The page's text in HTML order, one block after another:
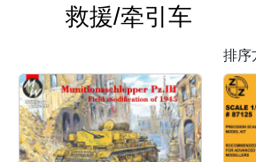
救援/牵引车
排序